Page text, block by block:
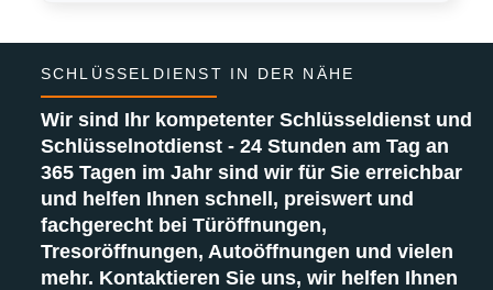
SCHLÜSSELDIENST IN DER NÄHE
Wir sind Ihr kompetenter Schlüsseldienst und
Schlüsselnotdienst - 24 Stunden am Tag an
365 Tagen im Jahr sind wir für Sie erreichbar
und helfen Ihnen schnell, preiswert und
fachgerecht bei Türöffnungen,
Tresoröffnungen, Autoöffnungen und vielen
mehr. Kontaktieren Sie uns, wir helfen Ihnen